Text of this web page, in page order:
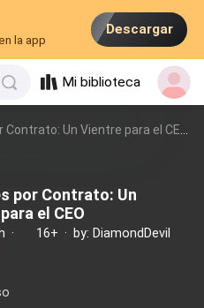
la app
Descargar
Mi biblioteca
Un Vientre para el CEO
por Contrato: Un
el CEO
· 16+ · by: DiamondDevil